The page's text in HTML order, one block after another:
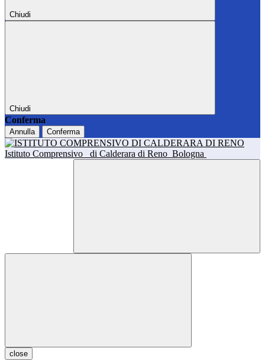
Chiudi
Chiudi
Conferma
Annulla Conferma
Istituto Comprensivo di Calderara di Reno Bologna
close